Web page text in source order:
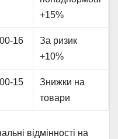
+15%
16
За ризик
+10%
15
Знижки на
товари
відмінності на